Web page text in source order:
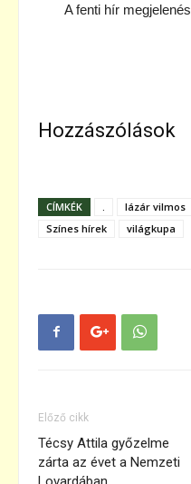
A fenti hír
Hozzászólások
CÍMKÉK lázár vilmos
Színes hírek
világkupa
Előző cikk
Técsy Attila győzelme
zárta az évet a Nemzeti